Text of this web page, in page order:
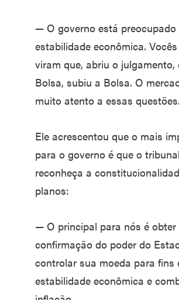
— O governo está preocupado
estabilidade econômica.
viram que, abriu o julgamento,
Bolsa, subiu a Bolsa. O
muito atento a essas questões.
Ele acrescentou que o mais
para o governo é que o tribunal
reconheça a
planos:
— O principal para nós é obter
confirmação do poder do
controlar sua moeda para fins
estabilidade econômica e